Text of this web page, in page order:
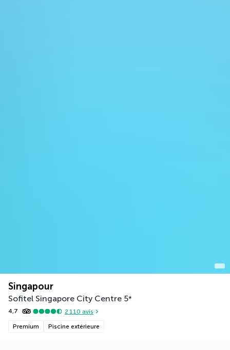
Singapour
Sofitel Singapore City Centre 5*
4,7 2 110 avis
Premium Piscine extérieure